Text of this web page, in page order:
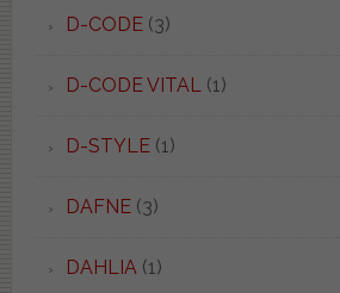
D-CODE(3)
D-CODE VITAL(1)
D-STYLE(1)
DAFNE(3)
DAHLIA(1)